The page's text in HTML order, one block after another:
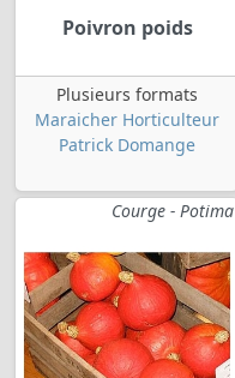
Poivron poids
Plusieurs formats
Maraicher Horticulteur
Patrick Domange
Courge - Potima